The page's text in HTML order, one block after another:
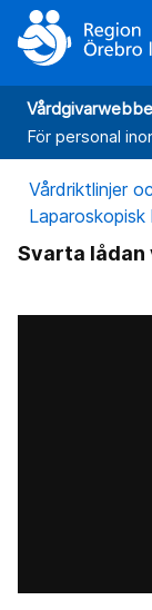
För personal
Vårdriktlinjer
Laparoskopisk
Svarta lådan